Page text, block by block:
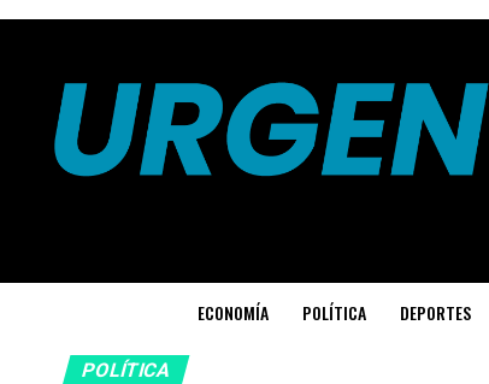
ECONOMÍA POLÍTICA DEPORTES
POLÍTICA